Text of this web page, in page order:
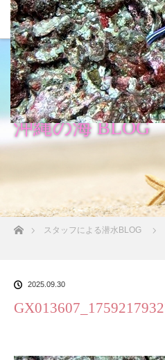
沖縄の海 BLOG
ホームスタッフによる潜水BLOG
2025.09.30